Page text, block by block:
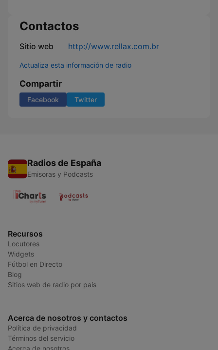
Contactos
Sitio web http://www.rellax.com.br
Actualiza esta información de radio
Compartir
Facebook Twitter
Radios de España
Emisoras y Podcasts
Recursos
Locutores
Widgets
Fútbol en Directo
Blog
Sitios web de radio por país
Acerca de nosotros y contactos
Política de privacidad
Términos del servicio
Acerca de nosotros